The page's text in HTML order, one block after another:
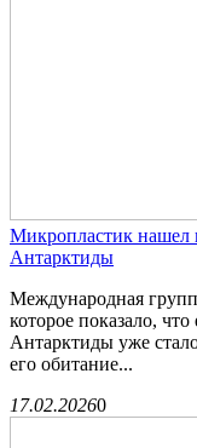
Микропластик нашел
Антарктиды
Международная
которое показало,
Антарктиды уже
его обитание...
17.02.20260